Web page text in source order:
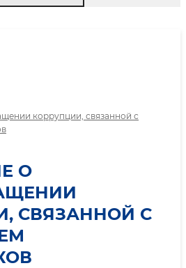
коррупции, связанной с
О
СВЯЗАННОЙ С